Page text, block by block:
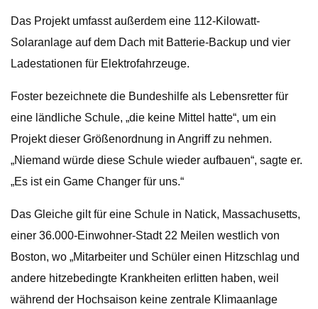
Das Projekt umfasst außerdem eine 112-Kilowatt-
Solaranlage auf dem Dach mit Batterie-Backup und vier
Ladestationen für Elektrofahrzeuge.
Foster bezeichnete die Bundeshilfe als Lebensretter für
eine ländliche Schule, „die keine Mittel hatte“, um ein
Projekt dieser Größenordnung in Angriff zu nehmen.
„Niemand würde diese Schule wieder aufbauen“, sagte er.
„Es ist ein Game Changer für uns.“
Das Gleiche gilt für eine Schule in Natick, Massachusetts,
einer 36.000-Einwohner-Stadt 22 Meilen westlich von
Boston, wo „Mitarbeiter und Schüler einen Hitzschlag und
andere hitzebedingte Krankheiten erlitten haben, weil
während der Hochsaison keine zentrale Klimaanlage